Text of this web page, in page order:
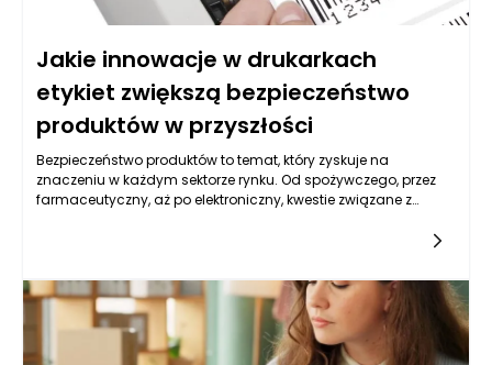
Jakie innowacje w drukarkach
etykiet zwiększą bezpieczeństwo
produktów w przyszłości
Bezpieczeństwo produktów to temat, który zyskuje na
znaczeniu w każdym sektorze rynku. Od spożywczego, przez
farmaceutyczny, aż po elektroniczny, kwestie związane z
oraz zgodności z regulacjami prawnymi. Drukarki etykiet, jako
produktów, mają potencjał, aby przyczynić się do zwiększenia
poziomu bezpieczeństwa. Innowacje technologiczne w tej
dziedzinie przekształcają statyczny proces drukowania etykiet
w dynamiczny system monitorowania i zarządzania.